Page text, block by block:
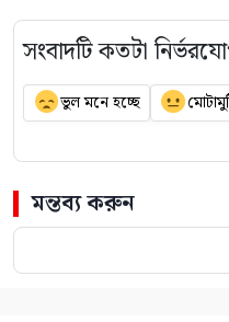
সংবাদটি কতটা
ভুল মনে হচ্ছে
মন্তব্য করুন